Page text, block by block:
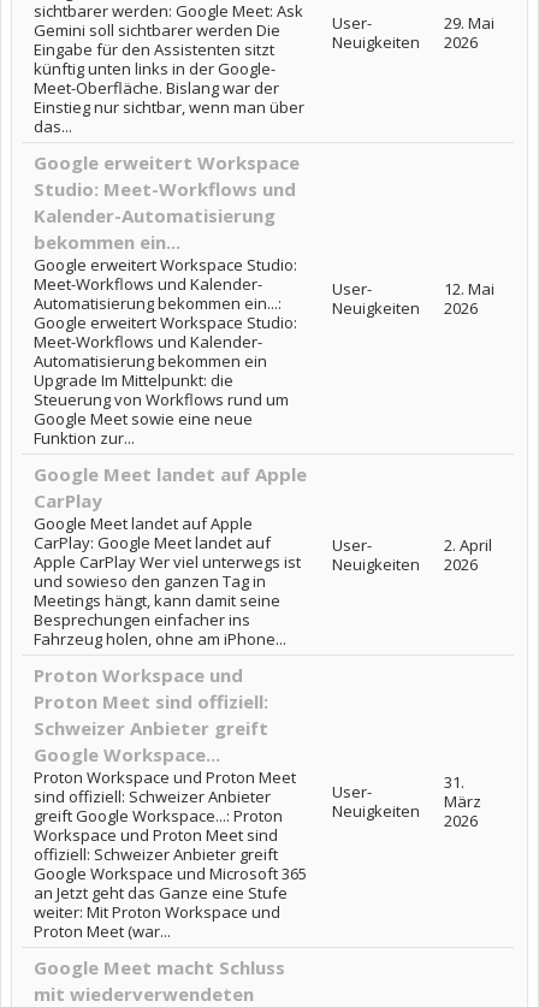
sichtbarer werden: Google Meet: Ask
Gemini soll sichtbarer werden Die
Eingabe für den Assistenten sitzt
künftig unten links in der Google-
Meet-Oberfläche. Bislang war der
Einstieg nur sichtbar, wenn man über
das...
User-
Neuigkeiten
29. Mai
2026
Google erweitert Workspace
Studio: Meet-Workflows und
Kalender-Automatisierung
bekommen ein...
Google erweitert Workspace Studio:
Meet-Workflows und Kalender-
Automatisierung bekommen ein...:
Google erweitert Workspace Studio:
Meet-Workflows und Kalender-
Automatisierung bekommen ein
Upgrade Im Mittelpunkt: die
Steuerung von Workflows rund um
Google Meet sowie eine neue
Funktion zur...
User-
Neuigkeiten
12. Mai
2026
Google Meet landet auf Apple
CarPlay
Google Meet landet auf Apple
CarPlay: Google Meet landet auf
Apple CarPlay Wer viel unterwegs ist
und sowieso den ganzen Tag in
Meetings hängt, kann damit seine
Besprechungen einfacher ins
Fahrzeug holen, ohne am iPhone...
User-
Neuigkeiten
2. April
2026
Proton Workspace und
Proton Meet sind offiziell:
Schweizer Anbieter greift
Google Workspace...
Proton Workspace und Proton Meet
sind offiziell: Schweizer Anbieter
greift Google Workspace...: Proton
Workspace und Proton Meet sind
offiziell: Schweizer Anbieter greift
Google Workspace und Microsoft 365
an Jetzt geht das Ganze eine Stufe
weiter: Mit Proton Workspace und
Proton Meet (war...
User-
Neuigkeiten
31.
März
2026
Google Meet macht Schluss
mit wiederverwendeten